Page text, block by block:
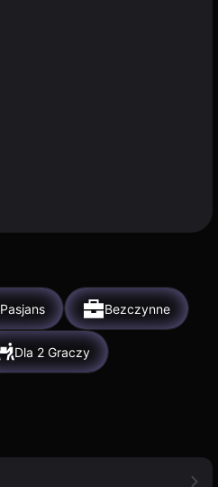
Pasjans Bezczynne
Dla 2 Graczy